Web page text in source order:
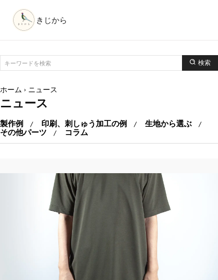
きじから
キーワードを検索 検索
ホーム ニュース
ニュース
製作例 印刷、刺しゅう加工の例
生地から選ぶ
その他パーツ
コラム